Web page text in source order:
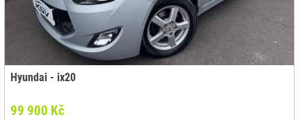
Hyundai - ix20
99 900 Kč